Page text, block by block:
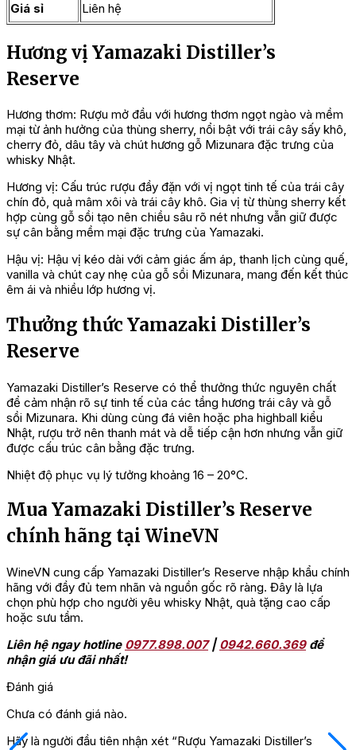
Giá sỉ Liên hệ
Hương vị Yamazaki Distiller’s
Reserve
Hương thơm: Rượu mở đầu với hương thơm ngọt ngào và mềm
mại từ ảnh hưởng của thùng sherry, nổi bật với trái cây sấy khô,
cherry đỏ, dâu tây và chút hương gỗ Mizunara đặc trưng của
whisky Nhật.
Hương vị: Cấu trúc rượu đầy đặn với vị ngọt tinh tế của trái cây
chín đỏ, quả mâm xôi và trái cây khô. Gia vị từ thùng sherry kết
hợp cùng gỗ sồi tạo nên chiều sâu rõ nét nhưng vẫn giữ được
sự cân bằng mềm mại đặc trưng của Yamazaki.
Hậu vị: Hậu vị kéo dài với cảm giác ấm áp, thanh lịch cùng quế,
vanilla và chút cay nhẹ của gỗ sồi Mizunara, mang đến kết thúc
êm ái và nhiều lớp hương vị.
Thưởng thức Yamazaki Distiller’s
Reserve
Yamazaki Distiller’s Reserve có thể thưởng thức nguyên chất
để cảm nhận rõ sự tinh tế của các tầng hương trái cây và gỗ
sồi Mizunara. Khi dùng cùng đá viên hoặc pha highball kiểu
Nhật, rượu trở nên thanh mát và dễ tiếp cận hơn nhưng vẫn giữ
được cấu trúc cân bằng đặc trưng.
Nhiệt độ phục vụ lý tưởng khoảng 16 – 20°C.
Mua Yamazaki Distiller’s Reserve
chính hãng tại WineVN
WineVN cung cấp Yamazaki Distiller’s Reserve nhập khẩu chính
hãng với đầy đủ tem nhãn và nguồn gốc rõ ràng. Đây là lựa
chọn phù hợp cho người yêu whisky Nhật, quà tặng cao cấp
hoặc sưu tầm.
Liên hệ ngay hotline 0977.898.007| 0942.660.369để
nhận giá ưu đãi nhất!
Đánh giá
Chưa có đánh giá nào.
Hãy là người đầu tiên nhận xét “Rượu Yamazaki Distiller’s